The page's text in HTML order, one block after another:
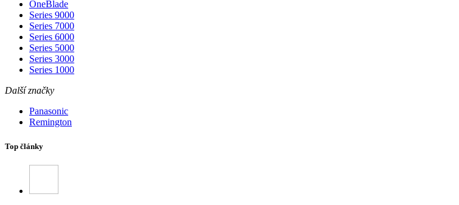
OneBlade
Series 9000
Series 7000
Series 6000
Series 5000
Series 3000
Series 1000
Další značky
Panasonic
Remington
Top články